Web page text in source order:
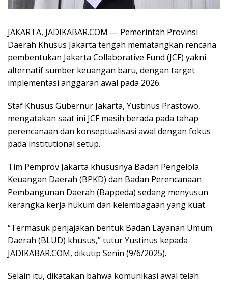
JAKARTA, JADIKABAR.COM — Pemerintah Provinsi
Daerah Khusus Jakarta tengah mematangkan rencana
pembentukan Jakarta Collaborative Fund (JCF) yakni
alternatif sumber keuangan baru, dengan target
implementasi anggaran awal pada 2026.
Staf Khusus Gubernur Jakarta, Yustinus Prastowo,
mengatakan saat ini JCF masih berada pada tahap
perencanaan dan konseptualisasi awal dengan fokus
pada institutional setup.
Tim Pemprov Jakarta khususnya Badan Pengelola
Keuangan Daerah (BPKD) dan Badan Perencanaan
Pembangunan Daerah (Bappeda) sedang menyusun
kerangka kerja hukum dan kelembagaan yang kuat.
“Termasuk penjajakan bentuk Badan Layanan Umum
Daerah (BLUD) khusus,” tutur Yustinus kepada
JADIKABAR.COM, dikutip Senin (9/6/2025).
Selain itu, dikatakan bahwa komunikasi awal telah